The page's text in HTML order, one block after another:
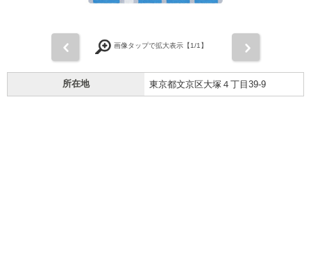
画像タップで拡大表示【1/1】
所在地 東京都文京区大塚４丁目39-9